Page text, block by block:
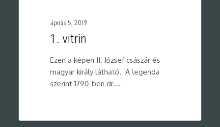
április 5, 2019
1. vitrin
Ezen a képen II. József császár és
magyar király látható. A legenda
szerint 1790-ben dr.…